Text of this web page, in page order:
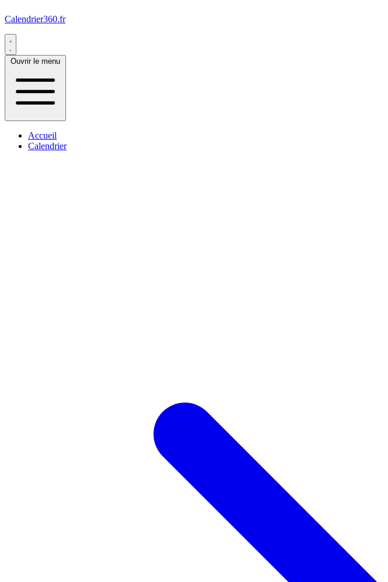
Calendrier360.fr
Ouvrir le menu
Accueil
Calendrier